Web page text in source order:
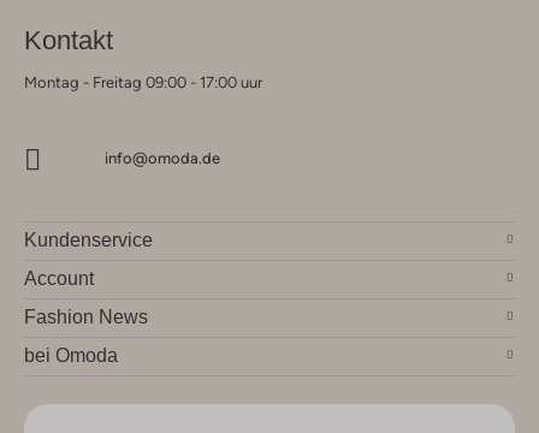
Kontakt
Montag - Freitag 09:00 - 17:00 uur
info@omoda.de
Kundenservice
Account
Fashion News
bei Omoda